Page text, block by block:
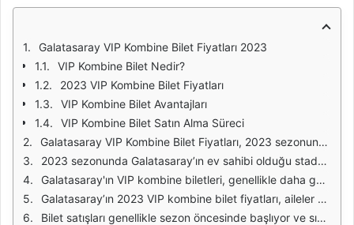
Galatasaray VIP Kombine Bilet Fiyatları 2023
VIP Kombine Bilet Nedir?
2023 VIP Kombine Bilet Fiyatları
VIP Kombine Bilet Avantajları
VIP Kombine Bilet Satın Alma Süreci
Galatasaray VIP Kombine Bilet Fiyatları, 2023 sezonunda futbolseverler için oldukça dikkat çekici bir seçenek sunuyor. Taraftarlar, hem takımın maçlarını izleme ayrıcalığına sahip olurken hem de VIP ayrıcalıklarından yararlanma imkanına kavuşuyor. VIP kombineler, genellikle daha iyi oturma düzeni, özel hizmetler ve maç günlerinde sunulan çeşitli ikramlarla beraber geliyor. Bu nedenle, Galatasaray’ın maçlarını daha konforlu bir ortamda izlemek isteyenler için ideal bir tercih oluyor.
2023 sezonunda Galatasaray’ın ev sahibi olduğu stadyumda, VIP bilet fiyatları, takımın performansına ve oynanacak olan maçların önemine göre değişiklik gösterebiliyor. Özellikle derbi maçları ve önemli karşılaşmalar için belirlenen fiyatlar, diğer maçlara kıyasla biraz daha yüksek olabiliyor. Bu durum, Galatasaray taraftarlarının yoğun ilgisi ve yüksek talebi sebebiyle de şekilleniyor. VIP biletlerin fiyatları, erişilebilir olmanın yanı sıra, sunduğu ayrıcalıklarla da dikkat çekiyor.
Galatasaray'ın VIP kombine biletleri, genellikle daha geniş oturma alanları ve rahat koltuklar ile birlikte gelir. Taraftarlar, maç sırasında daha iyi bir görüş açısına sahip olmanın yanı sıra, özel hizmetler ve ikramlarla da karşılaşıyor. Bu biletler, sadece maç izlemekle kalmayıp, sosyal ortamda da hoş vakit geçirme imkanı sunuyor. Ayrıca, VIP bilet sahipleri için yapılan özel etkinlikler de, bu deneyimin ayrı bir parçası haline geliyor.
Galatasaray’ın 2023 VIP kombine bilet fiyatları, aileler ve grup halinde gelen taraftarlar için de cazip seçenekler sunuyor. Özellikle grup indirimleri ile birlikte, daha fazla kişi bir arada maç izleme imkanı bulabiliyor. Bu durum, takıma olan bağlılığın ve desteklemenin artmasına da katkı sağlıyor. VIP deneyimi, sadece bireysel bir tercih olmaktan çıkıp, aile ve arkadaşlarla birlikte keyifli zaman geçirme fırsatı halini alıyor.
Bilet satışları genellikle sezon öncesinde başlıyor ve sınırlı sayıda bilet mevcut olduğundan hızlı bir şekilde tükenebiliyor. Dolayısıyla, Galatasaray taraftarlarının bu fırsatları kaçırmamak için erken davranmaları önem taşıyor. Maç günlerinde yaşanacak yoğunluk ve talep, alım sürecini etkileyebilir. Taraftarların, biletlerini önceden temin etmeleri, yaşanabilecek olumsuz durumların önüne geçiyor.